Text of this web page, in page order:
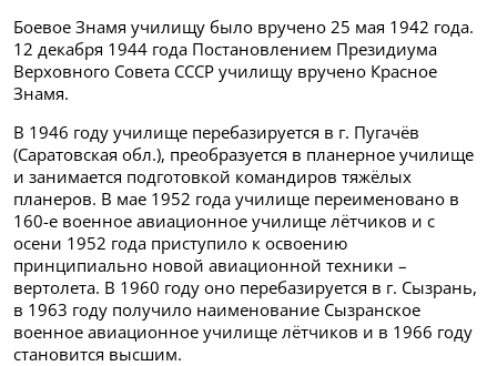
Боевое Знамя училищу было вручено 25 мая 1942 года.
12 декабря 1944 года Постановлением Президиума
Верховного Совета СССР училищу вручено Красное
Знамя.
В 1946 году училище перебазируется в г. Пугачёв
(Саратовская обл.), преобразуется в планерное училище
и занимается подготовкой командиров тяжёлых
планеров. В мае 1952 года училище переименовано в
160-е военное авиационное училище лётчиков и с
осени 1952 года приступило к освоению
принципиально новой авиационной техники –
вертолета. В 1960 году оно перебазируется в г. Сызрань,
в 1963 году получило наименование Сызранское
военное авиационное училище лётчиков и в 1966 году
становится высшим.